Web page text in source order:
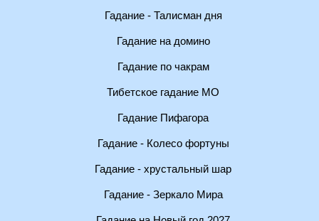
Гадание - Талисман дня
Гадание на домино
Гадание по чакрам
Тибетское гадание МО
Гадание Пифагора
Гадание - Колесо фортуны
Гадание - хрустальный шар
Гадание - Зеркало Мира